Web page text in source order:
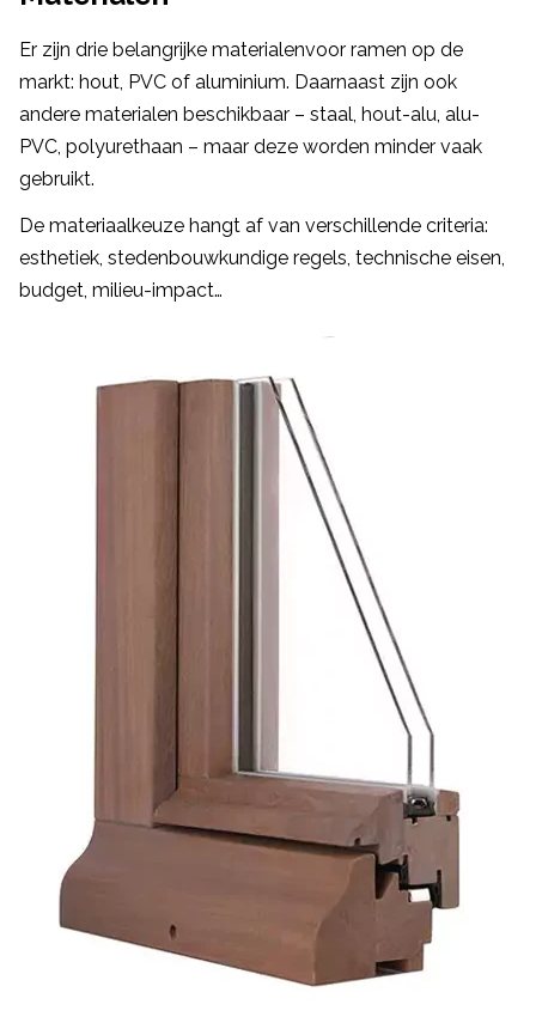
Er zijn drie belangrijke materialenvoor ramen op de
markt: hout, PVC of aluminium. Daarnaast zijn ook
andere materialen beschikbaar – staal, hout-alu, alu-
PVC, polyurethaan – maar deze worden minder vaak
gebruikt.
De materiaalkeuze hangt af van verschillende criteria:
esthetiek, stedenbouwkundige regels, technische eisen,
budget, milieu-impact…